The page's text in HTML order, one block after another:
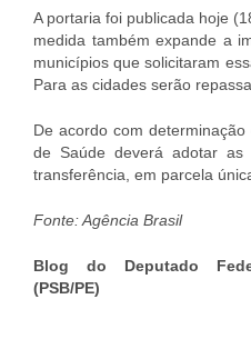
A portaria foi publicada hoje
medida também expande a
municípios que solicitaram
Para as cidades serão
De acordo com
de Saúde deverá adotar as
transferência, em parcela
Fonte: Agência Brasil
Blog do Deputado
(PSB/PE)